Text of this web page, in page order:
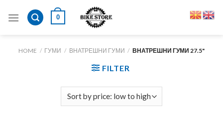
0
HOME / ГУМИ / ВНАТРЕШНИ ГУМИ / ВНАТРЕШНИ ГУМИ 27.5"
FILTER